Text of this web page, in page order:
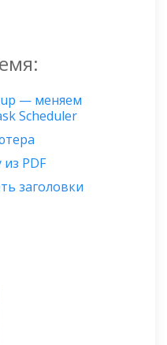
— меняем
Scheduler
PDF
заголовки